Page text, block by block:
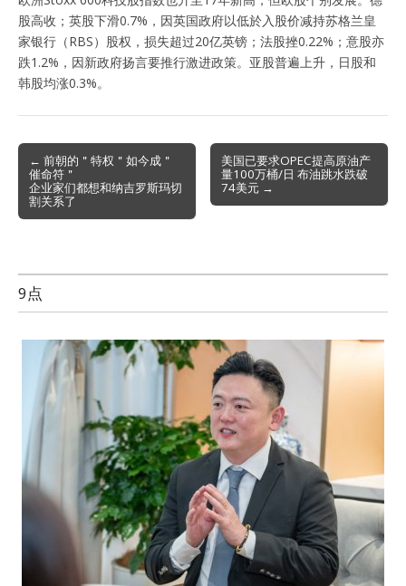
股高收；英股下滑0.7%，因英国政府以低於入股价减持苏格兰皇
家银行（RBS）股权，损失超过20亿英镑；法股挫0.22%；意股亦
跌1.2%，因新政府扬言要推行激进政策。亚股普遍上升，日股和
韩股均涨0.3%。
Post
navigation
← 前朝的＂特权＂如今成＂
催命符＂
企业家们都想和纳吉罗斯玛切
割关系了
美国已要求OPEC提高原油产
量100万桶/日 布油跳水跌破
74美元 →
9点